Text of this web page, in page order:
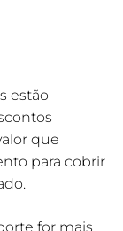
estão
que
para cobrir
for mais